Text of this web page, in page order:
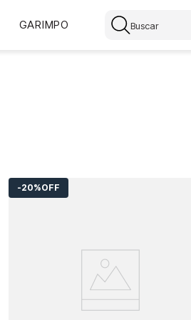
GARIMPO
Buscar
20%OFF